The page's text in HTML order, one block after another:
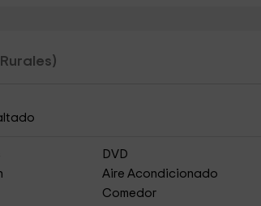
DVD
Aire Acondicionado
Comedor